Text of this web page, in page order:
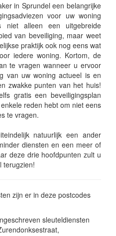
in Sprundel een belangrijke
voor uw woning
niet alleen een uitgebreide
van beveiliging, maar weet
praktijk ook nog eens wat
iedere woning. Kortom, de
te vragen wanneer u ervoor
van uw woning actueel is en
zwakke punten van het huis!
gratis een beveiligingsplan
reden hebt om niet eens
te vragen.
natuurlijk een ander
diensten en een meer of
deze drie hoofdpunten zult u
terugzien!
zijn er in deze postcodes
sleuteldiensten